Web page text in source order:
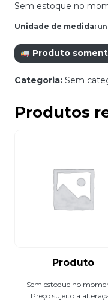
Sem estoque no
Unidade de medida:
Produto
Categoria: Sem
Produtos
Produto
Sem estoque no
Preço sujeito a